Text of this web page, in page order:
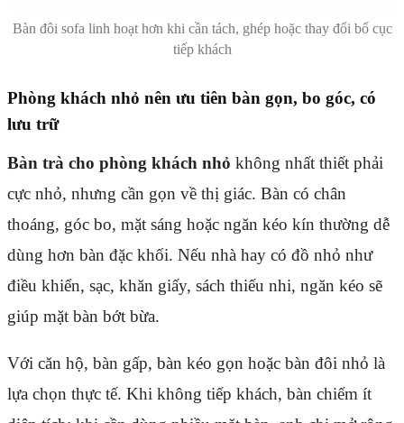
Bàn đôi sofa linh hoạt hơn khi cần tách, ghép hoặc thay đổi bố cục
tiếp khách
Phòng khách nhỏ nên ưu tiên bàn gọn, bo góc, có
lưu trữ
Bàn trà cho phòng khách nhỏ không nhất thiết phải
cực nhỏ, nhưng cần gọn về thị giác. Bàn có chân
thoáng, góc bo, mặt sáng hoặc ngăn kéo kín thường dễ
dùng hơn bàn đặc khối. Nếu nhà hay có đồ nhỏ như
điều khiển, sạc, khăn giấy, sách thiếu nhi, ngăn kéo sẽ
giúp mặt bàn bớt bừa.
Với căn hộ, bàn gấp, bàn kéo gọn hoặc bàn đôi nhỏ là
lựa chọn thực tế. Khi không tiếp khách, bàn chiếm ít